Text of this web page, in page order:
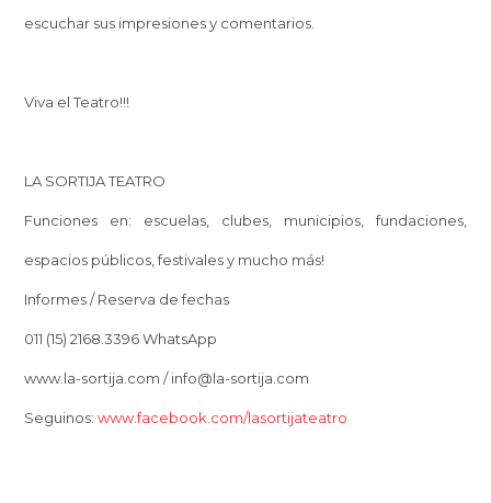
escuchar sus impresiones y comentarios.
Viva el Teatro!!!
LA SORTIJA TEATRO
Funciones en: escuelas, clubes, municipios, fundaciones,
espacios públicos, festivales y mucho más!
Informes / Reserva de fechas
011 (15) 2168.3396 WhatsApp
www.la-sortija.com / info@la-sortija.com
Seguinos:www.facebook.com/lasortijateatro